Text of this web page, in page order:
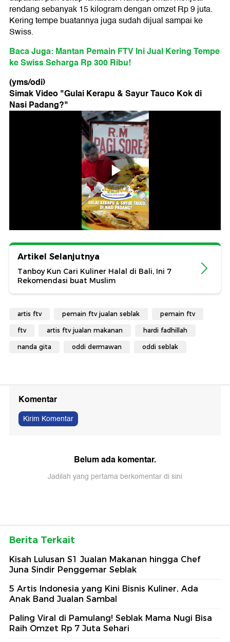
rendang sebanyak 15 kilogram dengan omzet Rp 9 juta.
Kering tempe buatannya juga sudah dijual sampai ke
Swiss.
Baca Juga: Mantan Pemain FTV Ini Jual Kering Tempe
ke Swiss Seharga Rp 300 Ribu!
(yms/odi)
Simak Video "Gulai Kerapu & Sayur Tauco Kok di
Nasi Padang?"
Artikel Selanjutnya
Tanboy Kun Cari Kuliner Halal di Bali, Ini 7
Rekomendasi buat Muslim
artis ftv pemain ftv jualan seblak pemain ftv
ftv artis ftv jualan makanan hardi fadhillah
nanda gita oddi dermawan oddi seblak
Komentar
Kirim Komentar
Belum ada komentar.
Jadilah yang pertama berkomentar di sini
Berita Terkait
Kisah Lulusan S1 Jualan Makanan hingga Chef
Juna Sindir Penggemar Seblak
5 Artis Indonesia yang Kini Bisnis Kuliner, Ada
Anak Band Jualan Sambal
Paling Viral di Pamulang! Seblak Mama Nugi Bisa
Raih Omzet Rp 7 Juta Sehari